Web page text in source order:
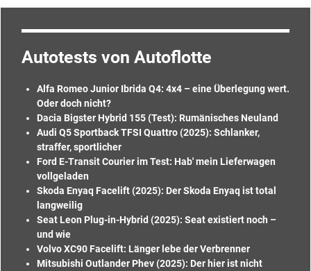
Autotests von Autoflotte
Alfa Romeo Junior Ibrida Q4: 4x4 – eine Überlegung wert.
Oder doch nicht?
Dacia Bigster Hybrid 155 (Test): Rumänisches Neuland
Audi Q5 Sportback TFSI Quattro (2025): Schlanker,
straffer, sportlicher
Ford E-Transit Courier im Test: Hab' mein Lieferwagen
vollgeladen
Skoda Enyaq Facelift (2025): Der Skoda Enyaq ist total
langweilig
Seat Leon Plug-in-Hybrid (2025): Seat existiert noch –
und wie
Volvo XC90 Facelift: Länger lebe der Verbrenner
Mitsubishi Outlander Phev (2025): Der hier ist nicht